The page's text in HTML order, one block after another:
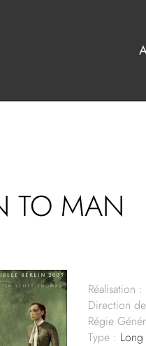
TO MAN
Réalisation :
Direction
Régie
Type :